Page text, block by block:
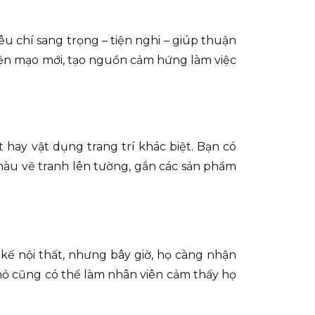
chí sang trọng – tiện nghi – giúp thuận
mạo mới, tạo nguồn cảm hứng làm việc
vật dụng trang trí khác biệt. Bạn có
vẽ tranh lên tường, gắn các sản phẩm
nội thất, nhưng bây giờ, họ càng nhận
cũng có thể làm nhân viên cảm thấy họ